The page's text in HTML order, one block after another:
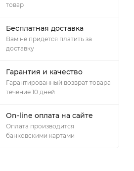
товар
Бесплатная доставка
Вам не придется платить за
доставку
Гарантия и качество
Гарантированный возврат товара
течение 10 дней
On-line оплата на сайте
Оплата производится
банковскими картами